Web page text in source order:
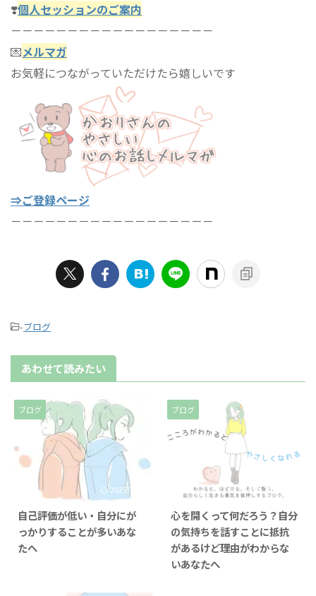
❣️個人セッションのご案内
－－－－－－－－－－－－－－－－－－
💌メルマガ
お気軽につながっていただけたら嬉しいです
⇒ご登録ページ
－－－－－－－－－－－－－－－－－－
-ブログ
あわせて読みたい
ブログ
2025/7/25
自己評価が低い・自分にが
っかりすることが多いあな
たへ
ブログ
2025/11/4
心を開くって何だろう？自分
の気持ちを話すことに抵抗
があるけど理由がわからな
いあなたへ